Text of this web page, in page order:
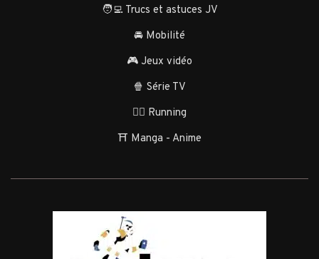
🧑‍💻 Trucs et astuces JV
🚘 Mobilité
🎮 Jeux vidéo
🍿 Série TV
🏃‍♂️ Running
⛩️ Manga - Anime